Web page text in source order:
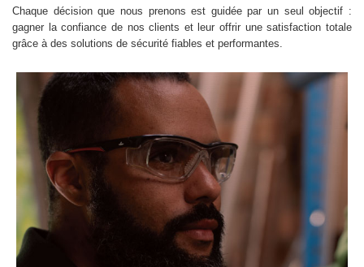
Chaque décision que nous prenons est guidée par un seul objectif :
gagner la confiance de nos clients et leur offrir une satisfaction totale
grâce à des solutions de sécurité fiables et performantes.